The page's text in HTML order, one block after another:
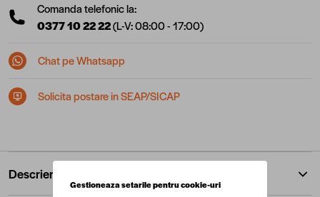
Comanda telefonic la:
0377 10 22 22(L-V: 08:00 - 17:00)
Chat pe Whatsapp
Solicita postare in SEAP/SICAP
Descriere
Gestioneaza setarile pentru cookie-uri